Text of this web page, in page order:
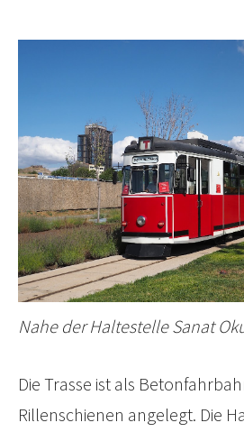
Nahe der Haltestelle Sanat
Die Trasse ist als
Rillenschienen angelegt. Die